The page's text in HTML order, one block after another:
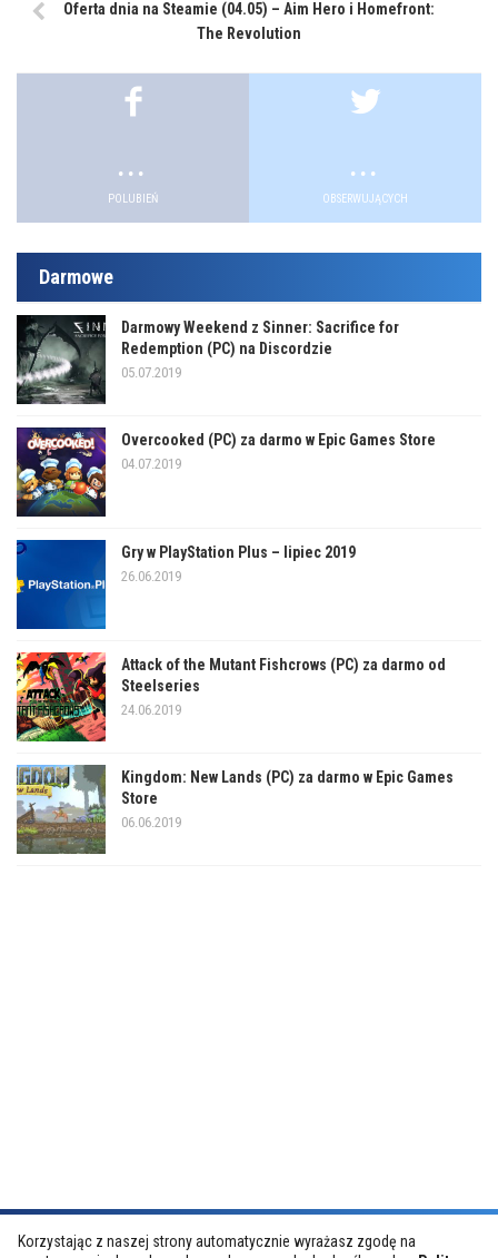
Oferta dnia na Steamie (04.05) – Aim Hero i Homefront:
The Revolution
.
POLUBIEŃ
.
OBSERWUJĄCYCH
Darmowe
Darmowy Weekend z Sinner: Sacrifice for
Redemption (PC) na Discordzie
05.07.2019
Overcooked (PC) za darmo w Epic Games Store
04.07.2019
Gry w PlayStation Plus – lipiec 2019
26.06.2019
Attack of the Mutant Fishcrows (PC) za darmo od
Steelseries
24.06.2019
Kingdom: New Lands (PC) za darmo w Epic Games
Store
06.06.2019
Korzystając z naszej strony automatycznie wyrażasz zgodę na